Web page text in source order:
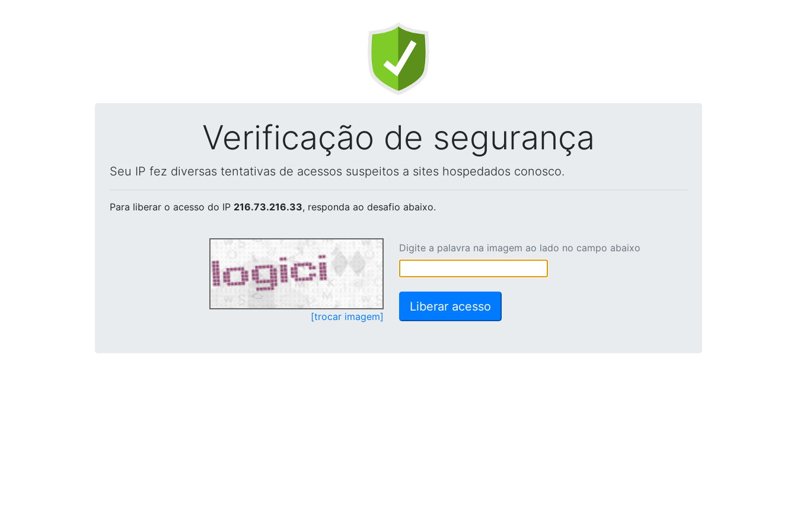
Verificação de segurança
Seu IP fez diversas tentativas de acessos suspeitos a sites hospedados conosco.
Para liberar o acesso do IP 216.73.216.33, responda ao desafio abaixo.
[trocar imagem]
Digite a palavra na imagem ao lado no campo abaixo